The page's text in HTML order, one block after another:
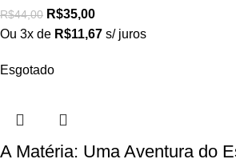
R$44,00 R$35,00
Ou 3x de R$11,67 s/ juros
Esgotado
A Matéria: Uma Aventura do